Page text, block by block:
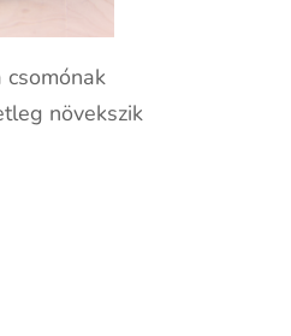
csomónak
növekszik